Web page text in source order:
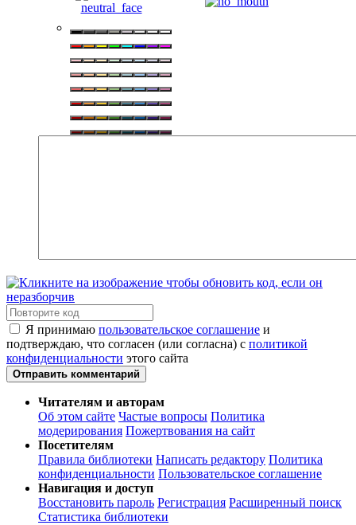
Я принимаю пользовательское соглашение и
подтверждаю, что согласен (или согласна) с политикой
конфиденциальности этого сайта
Отправить комментарий
Читателям и авторам
Об этом сайте Частые вопросы Политика
модерирования Пожертвования на сайт
Посетителям
Правила библиотеки Написать редактору Политика
конфиденциальности Пользовательское соглашение
Навигация и доступ
Восстановить пароль Регистрация Расширенный поиск
Статистика библиотеки